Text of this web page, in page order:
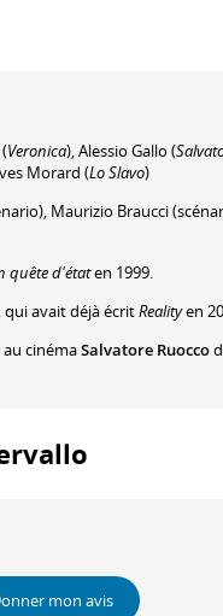
(Veronica),Alessio Gallo (
Morard (Lo Slavo)
, Maurizio Braucci
quête d'étaten 1999.
, qui avait déjà écritRealityen
cinémaSalvatore Ruocco
mon avis